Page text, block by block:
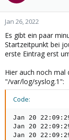
Jan 26, 2022
Es gibt ein paar
Startzeitpunkt bei
erste Eintrag erst
Hier auch noch mal
"/var/log/syslog.1":
Code:
Jan 20
Jan 20
Jan 20